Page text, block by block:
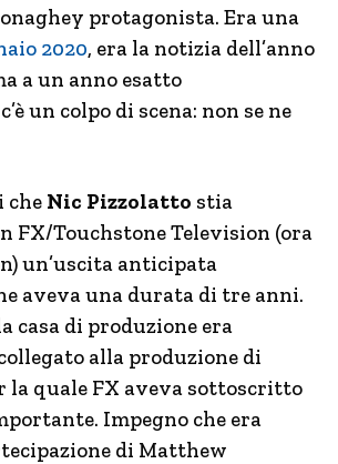
protagonista. Era una
2020, era la notizia dell’anno
a un anno esatto
un colpo di scena: non se ne
che Nic Pizzolatto stia
FX/Touchstone Television (ora
un’uscita anticipata
aveva una durata di tre anni.
casa di produzione era
alla produzione di
la quale FX aveva sottoscritto
Impegno che era
di Matthew